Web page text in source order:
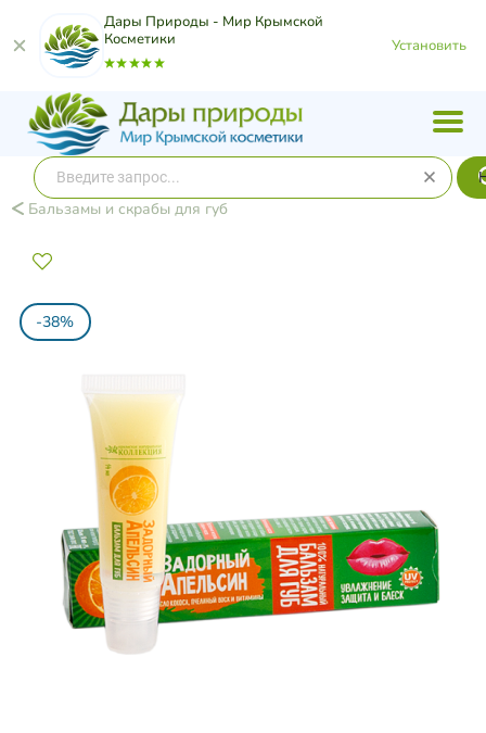
Дары Природы - Мир Крымской
Косметики
Установить
Бальзамы и скрабы для губ
-38%